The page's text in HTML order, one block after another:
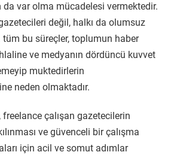
da var olma mücadelesi vermektedir.
değil, halkı da olumsuz
bu süreçler, toplumun haber
ve medyanın dördüncü kuvvet
muktedirlerin
neden olmaktadır.
çalışan gazetecilerin
ve güvenceli bir çalışma
için acil ve somut adımlar